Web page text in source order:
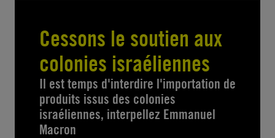
Cessons le soutien aux
colonies israéliennes
Il est temps d'interdire l'importation de
produits issus des colonies
israéliennes, interpellez Emmanuel
Macron